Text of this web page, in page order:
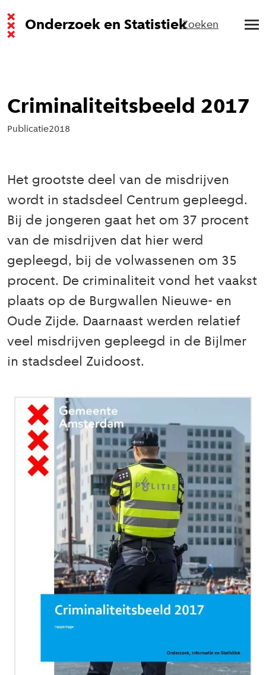
Onderzoek en StatistiekZoeken
Criminaliteitsbeeld 2017
Publicatie2018
Het grootste deel van de misdrijven
wordt in stadsdeel Centrum gepleegd.
Bij de jongeren gaat het om 37 procent
van de misdrijven dat hier werd
gepleegd, bij de volwassenen om 35
procent. De criminaliteit vond het vaakst
plaats op de Burgwallen Nieuwe- en
Oude Zijde. Daarnaast werden relatief
veel misdrijven gepleegd in de Bijlmer
in stadsdeel Zuidoost.